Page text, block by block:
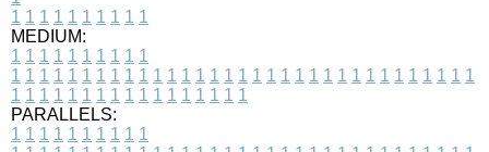
1 1 1 1 1 1 1 1 1 1
MEDIUM:
1 1 1 1 1 1 1 1 1 1
1 1 1 1 1 1 1 1 1 1 1 1 1 1 1 1 1 1 1 1 1 1 1 1 1 1 1 1 1 1 1 1 1
1 1 1 1 1 1 1 1 1 1 1 1 1 1 1 1 1
PARALLELS:
1 1 1 1 1 1 1 1 1 1